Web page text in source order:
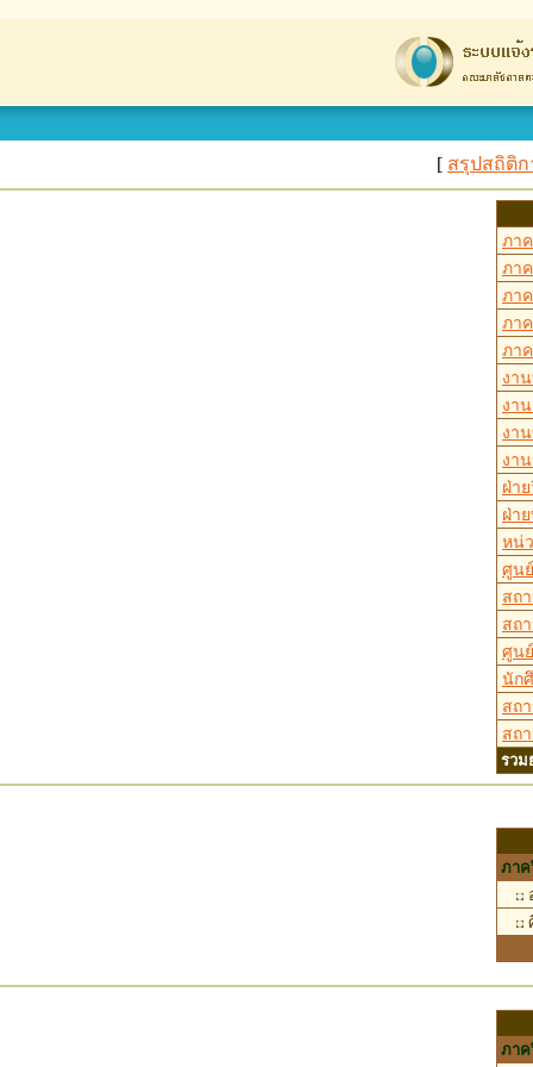
[ สรุปสถิติก
ภา
ภา
ภา
ภา
ภา
งา
งา
งา
งา
ฝ่า
ฝ่า
หน่
ศูน
สถ
สถ
ศูน
นัก
สถ
สถ
รวม
ภาค
ภาค